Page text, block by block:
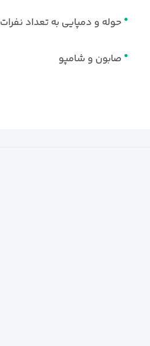
حوله و دمپایی به تعداد نفرات
صابون و شامپو